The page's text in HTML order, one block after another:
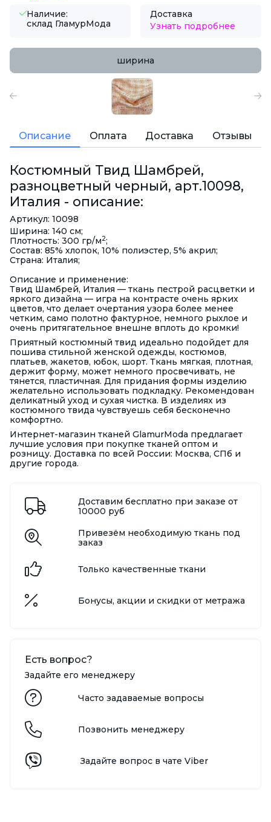
Наличие:
склад ГламурМода
Доставка
Узнать подробнее
ширина
Описание Оплата Доставка Отзывы
Костюмный Твид Шамбрей,
разноцветный черный, арт.10098,
Италия - описание:
Артикул: 10098
Ширина: 140 см;
Плотность: 300 гр/м2;
Состав: 85% хлопок, 10% полиэстер, 5% акрил;
Страна: Италия;
Описание и применение:
Твид Шамбрей, Италия — ткань пестрой расцветки и
яркого дизайна — игра на контрасте очень ярких
цветов, что делает очертания узора более менее
четким, само полотно фактурное, немного рыхлое и
очень притягательное внешне вплоть до кромки!
Приятный костюмный твид идеально подойдет для
пошива стильной женской одежды, костюмов,
платьев, жакетов, юбок, шорт. Ткань мягкая, плотная,
держит форму, может немного просвечивать, не
тянется, пластичная. Для придания формы изделию
желательно использовать подкладку. Рекомендован
деликатный уход и сухая чистка. В изделиях из
костюмного твида чувствуешь себя бесконечно
комфортно.
Интернет-магазин тканей GlamurModa предлагает
лучшие условия при покупке тканей оптом и
розницу. Доставка по всей России: Москва, СПб и
другие города.
Доставим бесплатно при заказе от
10000 руб
Привезём необходимую ткань под
заказ
Только качественные ткани
Бонусы, акции и скидки от метража
Есть вопрос?
Задайте его менеджеру
Часто задаваемые вопросы
Позвонить менеджеру
Задайте вопрос в чате Viber